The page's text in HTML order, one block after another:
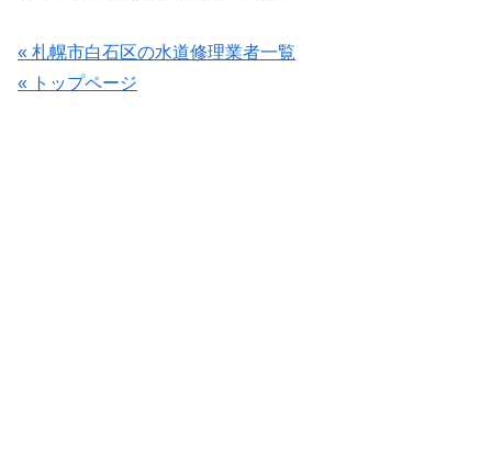
« 札幌市白石区の水道修理業者一覧
« トップページ